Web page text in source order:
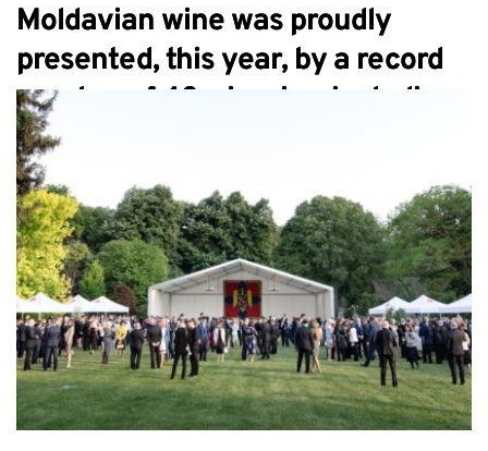
Moldavian wine was proudly
presented, this year, by a record
number of 40 wineries, including
15 small producers, at RO Wine –
International Wine Festival of
Romania